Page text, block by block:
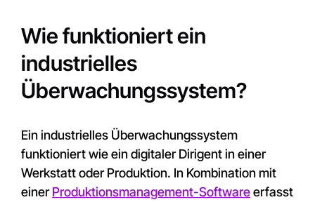
Wie funktioniert ein
industrielles
Überwachungssystem?
Ein industrielles Überwachungssystem
funktioniert wie ein digitaler Dirigent in einer
Werkstatt oder Produktion. In Kombination mit
einerProduktionsmanagement-Softwareerfasst